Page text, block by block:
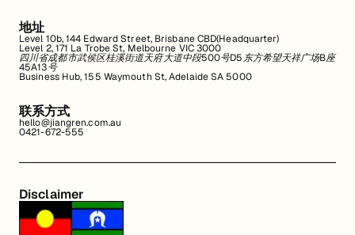
地址
Level 10b, 144 Edward Street, Brisbane CBD(Headquarter)
Level 2, 171 La Trobe St, Melbourne VIC 3000
四川省成都市武侯区桂溪街道天府大道中段500号D5东方希望天祥广场B座
45A13号
Business Hub, 155 Waymouth St, Adelaide SA 5000
联系方式
hello@jiangren.com.au
0421-672-555
Disclaimer